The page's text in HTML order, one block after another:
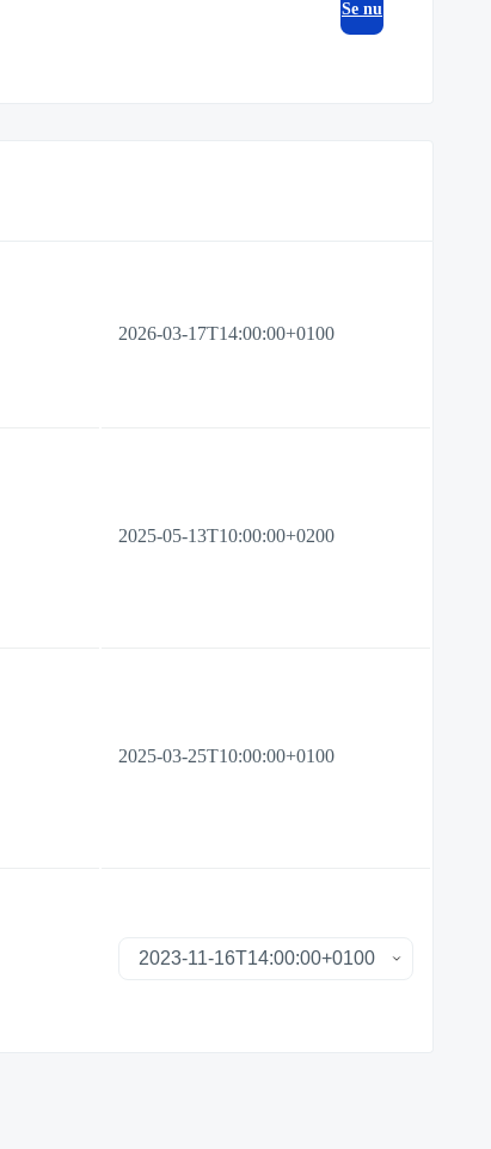
Se nu
2026-03-17T14:00:00+0100
2025-05-13T10:00:00+0200
2025-03-25T10:00:00+0100